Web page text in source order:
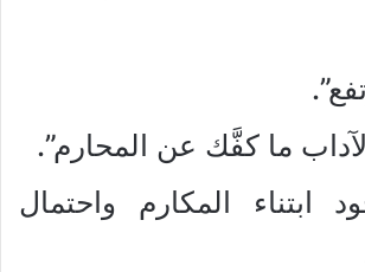
ما كفَّك عن المحارم”.
ابتناء المكارم واحتمال